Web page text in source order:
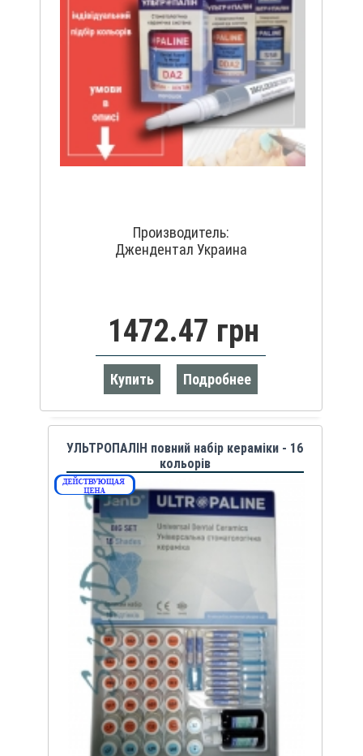
Производитель:
Джендентал Украина
1472.47 грн
Купить Подробнее
УЛЬТРОПАЛІН повний набір кераміки - 16
кольорів